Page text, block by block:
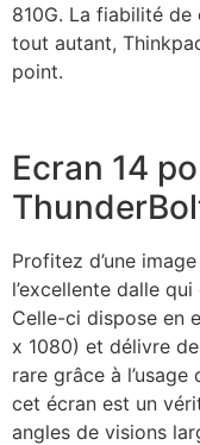
810G. La fiabilité de
tout autant,
point.
Ecran 14
Profitez d’une
l’excellente dalle
Celle-ci dispose en
x 1080) et délivre
rare grâce à l’usage
cet écran est un
angles de visions